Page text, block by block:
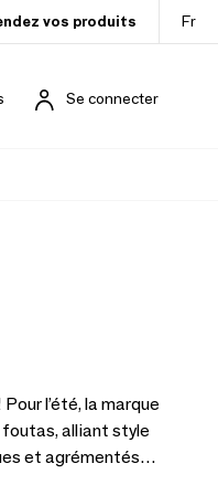
vos produits Fr
Se connecter
l’été, la marque
foutas, alliant style
et agrémentés
ces